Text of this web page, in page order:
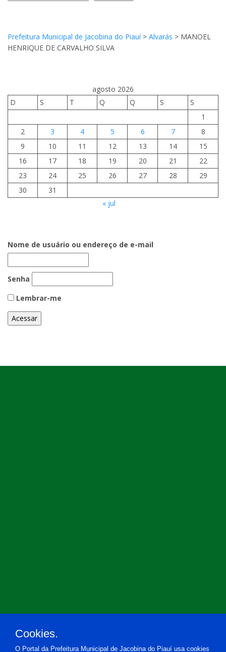
Prefeitura Municipal de Jacobina do Piauí> Alvarás > MANOEL
HENRIQUE DE CARVALHO SILVA
agosto 2026
D
S T Q Q S
S
1
2
3 4 5 6 7
8
9
10 11 12 13 14
15
16
17 18 19 20 21
22
23
24 25 26 27 28
29
30
31
« jul
Nome de usuário ou endereço de e-mail
Senha
Lembrar-me
Cookies.
O Portal da Prefeitura Municipal de Jacobina do Piauí usa cookies